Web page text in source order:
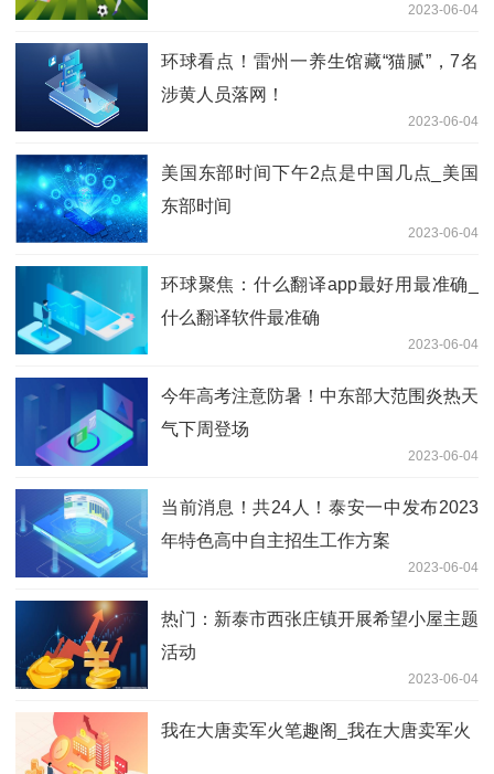
2023-06-04
环球看点！雷州一养生馆藏“猫腻”，7名
涉黄人员落网！
2023-06-04
美国东部时间下午2点是中国几点_美国
东部时间
2023-06-04
环球聚焦：什么翻译app最好用最准确_
什么翻译软件最准确
2023-06-04
今年高考注意防暑！中东部大范围炎热天
气下周登场
2023-06-04
当前消息！共24人！泰安一中发布2023
年特色高中自主招生工作方案
2023-06-04
热门：新泰市西张庄镇开展希望小屋主题
活动
2023-06-04
我在大唐卖军火笔趣阁_我在大唐卖军火